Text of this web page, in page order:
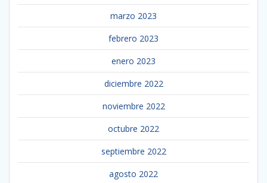
marzo 2023
febrero 2023
enero 2023
diciembre 2022
noviembre 2022
octubre 2022
septiembre 2022
agosto 2022